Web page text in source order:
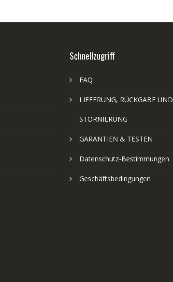
Schnellzugriff
FAQ
LIEFERUNG, RÜCKGABE UND
STORNIERUNG
GARANTIEN & TESTEN
Datenschutz-Bestimmungen
Geschäftsbedingungen